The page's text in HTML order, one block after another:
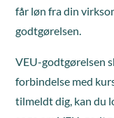
får løn fra din
godtgørelsen.
VEU-godtgørelsen
forbindelse med
tilmeldt dig, kan du